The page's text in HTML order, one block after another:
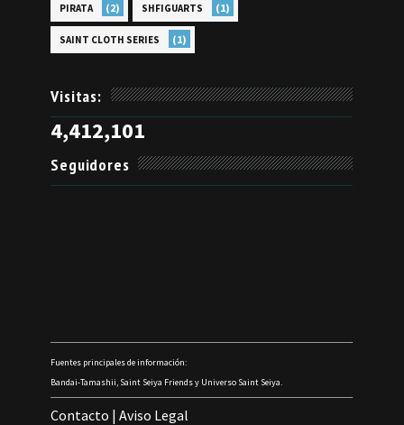
PIRATA (2) SHFIGUARTS (1)
SAINT CLOTH SERIES (1)
Visitas:
4,412,101
Seguidores
Fuentes principales de información:
Bandai-Tamashii, Saint Seiya Friends y Universo Saint Seiya.
Contacto |Aviso Legal